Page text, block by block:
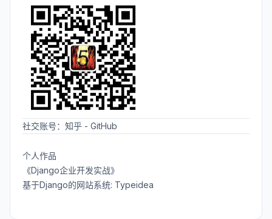
社交账号： 知乎 - GitHub
个人作品
《Django企业开发实战》
基于Django的网站系统: Typeidea